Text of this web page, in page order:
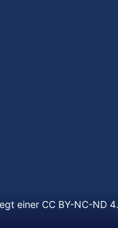
einer CC BY-NC-ND